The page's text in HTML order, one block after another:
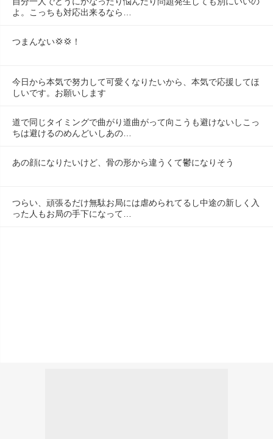
よ。こっちも対応出来るなら…
つまんない💢💢！
今日から本気で努力して可愛くなりたいから、本気で応援してほ
しいです。お願いします
道で同じタイミングで曲がり道曲がって向こうも避けないしこっ
ちは避けるのめんどいしあの…
あの顔になりたいけど、骨の形から違うくて鬱になりそう
つらい、頑張るだけ無駄お局には虐められてるし中途の新しく入
った人もお局の手下になって…